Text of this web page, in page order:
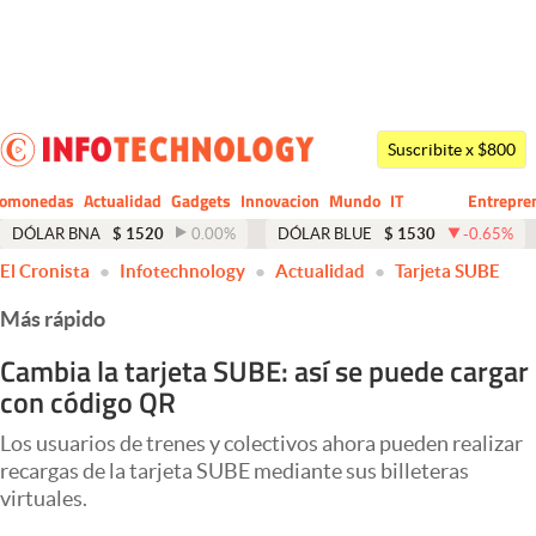
Dólar
Economía y Política
Finanzas y Mercados
Mercados Online
Negocios
Columnistas
Apertura
Suscribite x $800
Actualidad Gadgets Innovacion Mundo
CIO
IT
Business
DÓLAR BNA $ 1520 0.00% DÓLAR BLUE $ 1530 -0.65%
El Cronista Infotechnology Actualidad Tarjeta SUBE
Más rápido
Cambia la tarjeta SUBE: así se puede cargar
con código QR
Los usuarios de trenes y colectivos ahora pueden realizar
recargas de la tarjeta SUBE mediante sus billeteras
virtuales.